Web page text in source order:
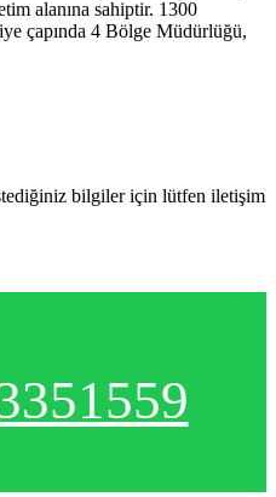
alanına sahiptir. 1300
çapında 4 Bölge Müdürlüğü,
bilgiler için lütfen iletişim